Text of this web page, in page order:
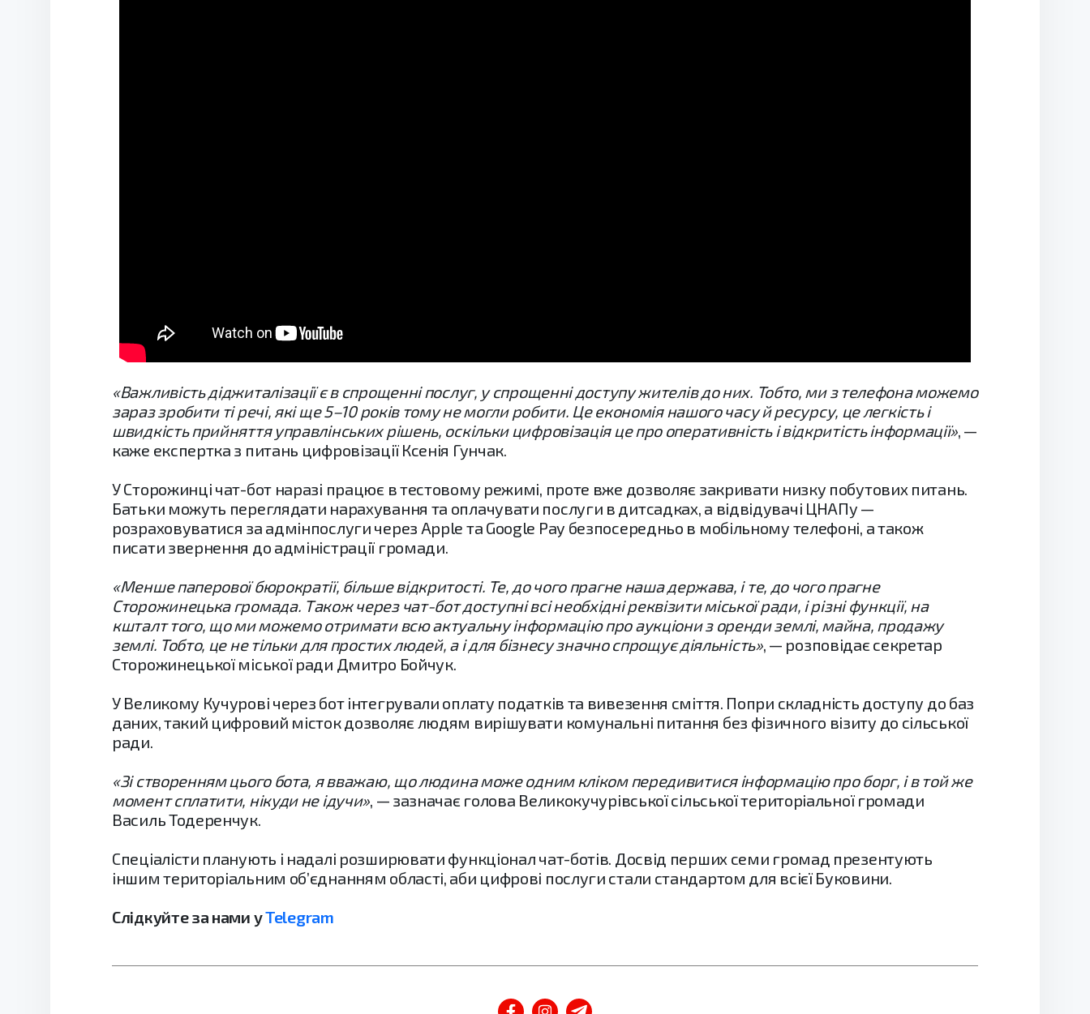
«Важливість діджиталізації є в спрощенні послуг, у спрощенні доступу жителів до них. Тобто, ми з телефона можемо
зараз зробити ті речі, які ще 5–10 років тому не могли робити. Це економія нашого часу й ресурсу, це легкість і
швидкість прийняття управлінських рішень, оскільки цифровізація це про оперативність і відкритість інформації», —
каже експертка з питань цифровізації Ксенія Гунчак.
У Сторожинці чат-бот наразі працює в тестовому режимі, проте вже дозволяє закривати низку побутових питань.
Батьки можуть переглядати нарахування та оплачувати послуги в дитсадках, а відвідувачі ЦНАПу —
розраховуватися за адмінпослуги через Apple та Google Pay безпосередньо в мобільному телефоні, а також
писати звернення до адміністрації громади.
«Менше паперової бюрократії, більше відкритості. Те, до чого прагне наша держава, і те, до чого прагне
Сторожинецька громада. Також через чат-бот доступні всі необхідні реквізити міської ради, і різні функції, на
кшталт того, що ми можемо отримати всю актуальну інформацію про аукціони з оренди землі, майна, продажу
землі. Тобто, це не тільки для простих людей, а і для бізнесу значно спрощує діяльність», — розповідає секретар
Сторожинецької міської ради Дмитро Бойчук.
У Великому Кучурові через бот інтегрували оплату податків та вивезення сміття. Попри складність доступу до баз
даних, такий цифровий місток дозволяє людям вирішувати комунальні питання без фізичного візиту до сільської
ради.
«Зі створенням цього бота, я вважаю, що людина може одним кліком передивитися інформацію про борг, і в той же
момент сплатити, нікуди не ідучи», — зазначає голова Великокучурівської сільської територіальної громади
Василь Тодеренчук.
Спеціалісти планують і надалі розширювати функціонал чат-ботів. Досвід перших семи громад презентують
іншим територіальним об’єднанням області, аби цифрові послуги стали стандартом для всієї Буковини.
Слідкуйте за нами уTelegram